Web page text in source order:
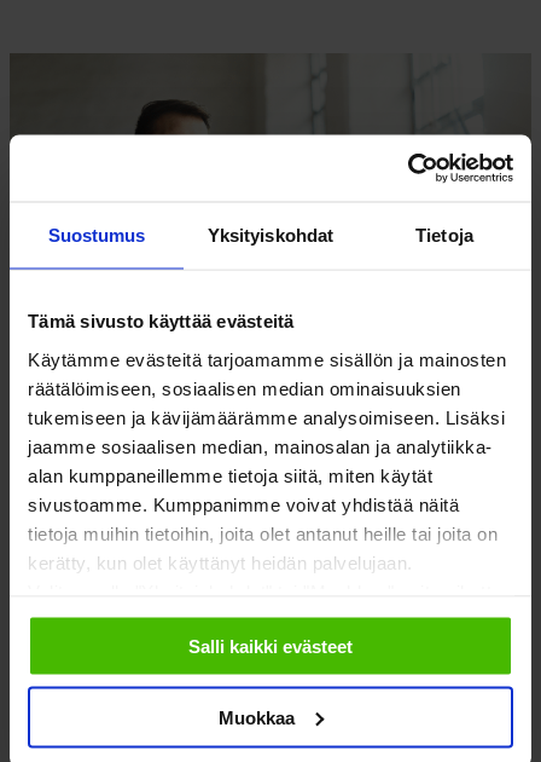
Suostumus Yksityiskohdat Tietoja
Tämä sivusto käyttää evästeitä
Käytämme evästeitä tarjoamamme sisällön ja mainosten
räätälöimiseen, sosiaalisen median ominaisuuksien
tukemiseen ja kävijämäärämme analysoimiseen. Lisäksi
jaamme sosiaalisen median, mainosalan ja analytiikka-
alan kumppaneillemme tietoja siitä, miten käytät
sivustoamme. Kumppanimme voivat yhdistää näitä
tietoja muihin tietoihin, joita olet antanut heille tai joita on
kerätty, kun olet käyttänyt heidän palvelujaan.
sallimiisi evästeisiin.
Salli kaikki evästeet
Muokkaa
ISÄNNÖITSIJÄN KYMMENEN KÄSKYÄ TALOUDESTA